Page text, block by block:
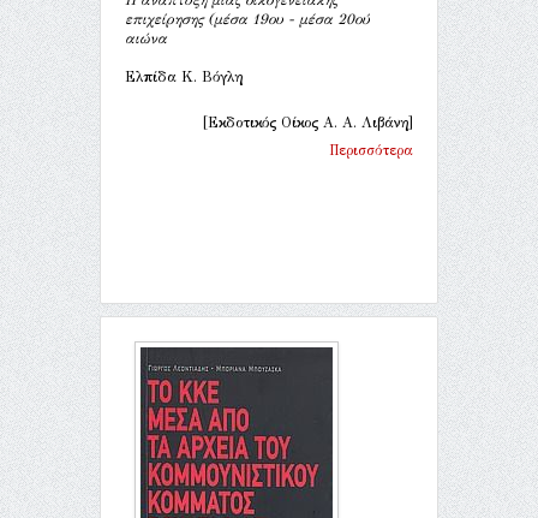
επιχείρησης (μέσα 19ου - μέσα 20ού
αιώνα
Ελπίδα Κ. Βόγλη
[Εκδοτικός Οίκος Α. Α. Λιβάνη]
Περισσότερα